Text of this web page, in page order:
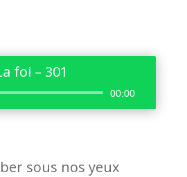
foi – 301
Lecteur
audio
00:00
sous nos yeux